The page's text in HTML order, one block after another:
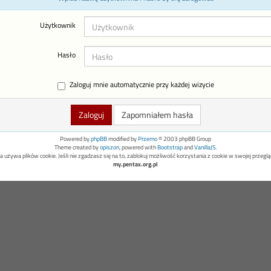
Użytkownik
Hasło
Zaloguj mnie automatycznie przy każdej wizycie
Zapomniałem hasła
Powered byphpBBmodified byPrzemo© 2003 phpBB Group
Theme created byopiszon, powered withBootstrapandVanillaJS.
używa plików cookie. Jeśli nie zgadzasz się na to, zablokuj możliwość korzystania z cookie w swojej
my.pentax.org.pl